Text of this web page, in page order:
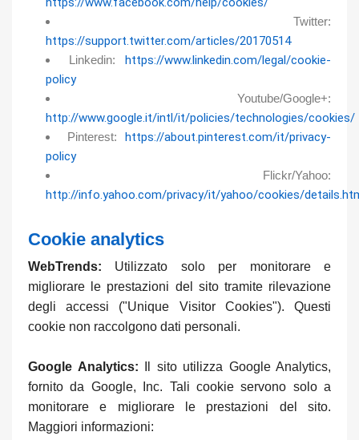
Twitter:
https://support.twitter.com/articles/20170514
Linkedin: https://www.linkedin.com/legal/cookie-
policy
Youtube/Google+:
http://www.google.it/intl/it/policies/technologies/cookies/
Pinterest: https://about.pinterest.com/it/privacy-
policy
Flickr/Yahoo:
http://info.yahoo.com/privacy/it/yahoo/cookies/
Cookie analytics
WebTrends: Utilizzato solo per monitorare e
migliorare le prestazioni del sito tramite rilevazione
degli accessi ("Unique Visitor Cookies"). Questi
cookie non raccolgono dati personali.
Google Analytics: Il sito utilizza Google Analytics,
fornito da Google, Inc. Tali cookie servono solo a
monitorare e migliorare le prestazioni del sito.
Maggiori informazioni: